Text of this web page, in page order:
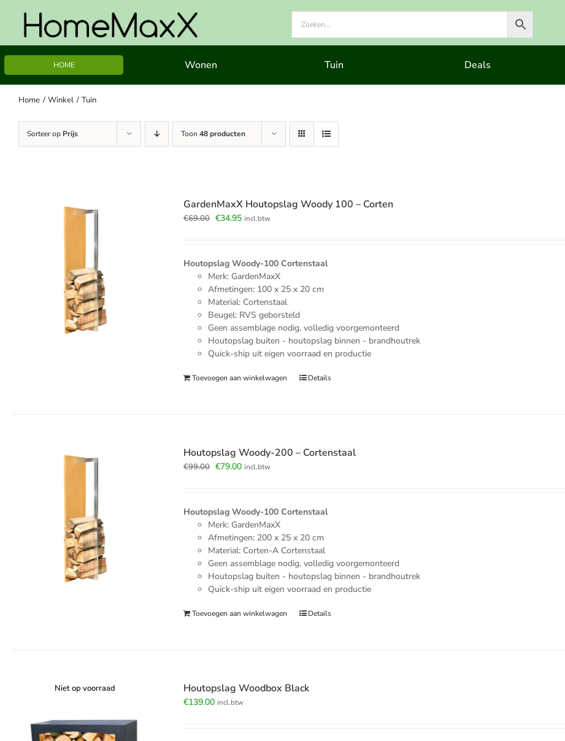
HOME Wonen Tuin Deals
Home Winkel Tuin
Sorteer op Prijs Toon 48 producten
GardenMaxX Houtopslag Woody 100 – Corten
€69.00 Oorspronkelijke
€34.95Huidige
incl.btw
Houtopslag Woody-100 Cortenstaal
Merk: GardenMaxX
Afmetingen: 100 x 25 x 20 cm
Material: Cortenstaal
Beugel: RVS geborsteld
Geen assemblage nodig, volledig voorgemonteerd
Houtopslag buiten - houtopslag binnen - brandhoutrek
Quick-ship uit eigen voorraad en productie
Toevoegen aan winkelwagen Details
Houtopslag Woody-200 – Cortenstaal
€99.00 Oorspronkelijke
€79.00Huidige
incl.btw
Houtopslag Woody-100 Cortenstaal
Merk: GardenMaxX
Afmetingen: 200 x 25 x 20 cm
Material: Corten-A Cortenstaal
Geen assemblage nodig, volledig voorgemonteerd
Houtopslag buiten - houtopslag binnen - brandhoutrek
Quick-ship uit eigen voorraad en productie
Toevoegen aan winkelwagen Details
Niet op voorraad Houtopslag Woodbox Black
€139.00 incl.btw